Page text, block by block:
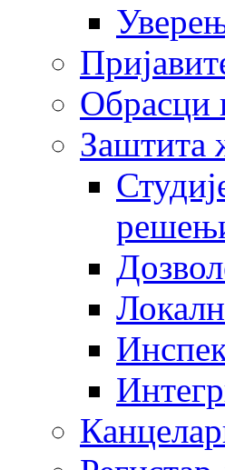
Обрасци
Заштита